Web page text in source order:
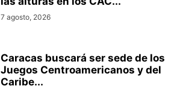
7 agosto, 2026
Caracas buscará ser sede de los
Juegos Centroamericanos y del
Caribe...